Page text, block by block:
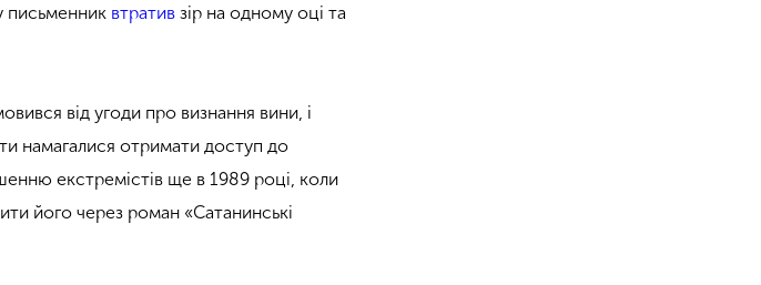
письменник втратив зір на одному оці та
від угоди про визнання вини, і
намагалися отримати доступ до
екстремістів ще в 1989 році, коли
його через роман «Сатанинські